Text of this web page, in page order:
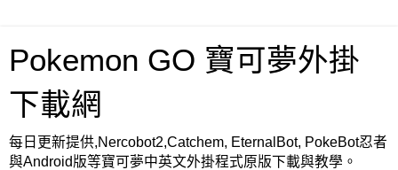
Pokemon GO 寶可夢外掛
下載網
每日更新提供,Nercobot2,Catchem, EternalBot, PokeBot忍者
與Android版等寶可夢中英文外掛程式原版下載與教學。